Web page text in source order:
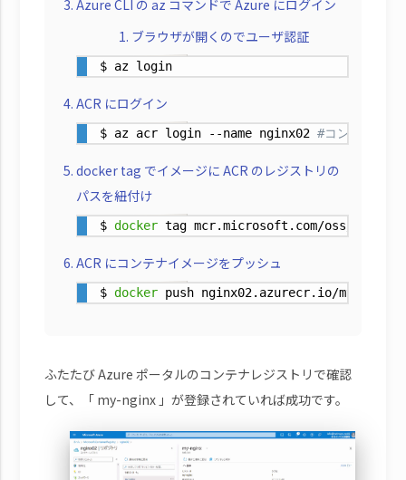
Azure CLI の az コマンドで Azure にログイン
ブラウザが開くのでユーザ認証
$ az login
ACR にログイン
$ az acr login --name nginx02 #コンテナレジ
docker tag でイメージに ACR のレジストリの
パスを紐付け
$ docker tag mcr.microsoft.com/oss/nginx/
ACR にコンテナイメージをプッシュ
$ docker push nginx02.azurecr.io/my-
ふたたび Azure ポータルのコンテナレジストリで確認
して、「 my-nginx 」が登録されていれば成功です。